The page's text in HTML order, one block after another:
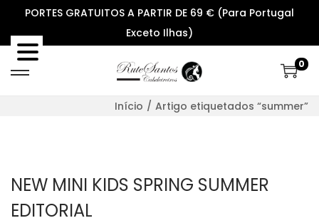
PORTES GRATUITOS A PARTIR DE 69 € (Para Portugal
Exceto Ilhas)
S
k
o
S
k
o
0
Início / Artigo etiquetados “summer”
NEW MINI KIDS SPRING SUMMER
EDITORIAL